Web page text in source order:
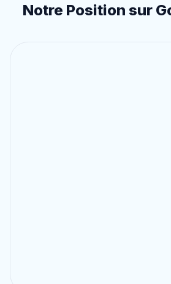
Notre Position sur